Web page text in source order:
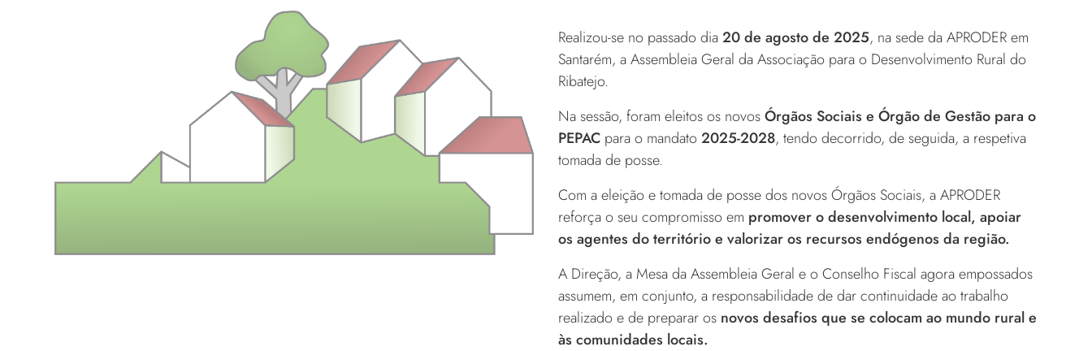
Realizou-se no passado dia20 de agosto de 2025, na sede da APRODER em
Santarém, a Assembleia Geral da Associação para o Desenvolvimento Rural do
Ribatejo.
Na sessão, foram eleitos os novosÓrgãos Sociais e Órgão de Gestão para o
PEPAC para o mandato2025-2028, tendo decorrido, de seguida, a respetiva
tomada de posse.
Com a eleição e tomada de posse dos novos Órgãos Sociais, a APRODER
reforça o seu compromisso em promover o desenvolvimento local, apoiar
os agentes do território e valorizar os recursos endógenos da região.
A Direção, a Mesa da Assembleia Geral e o Conselho Fiscal agora empossados
assumem, em conjunto, a responsabilidade de dar continuidade ao trabalho
realizado e de preparar os novos desafios que se colocam ao mundo rural e
às comunidades locais.